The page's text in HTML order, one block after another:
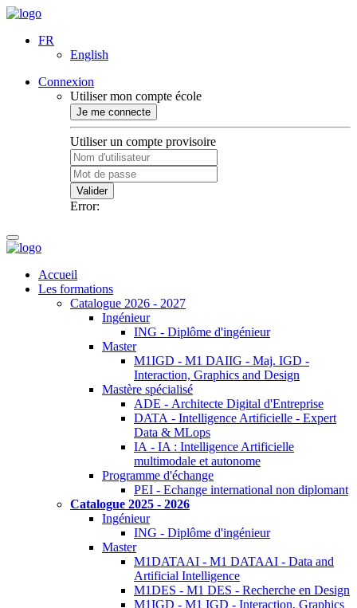
FR
English
Connexion
Utiliser mon compte école
Je me connecte
Utiliser un compte provisoire
Valider
Error:
Accueil
Les formations
Catalogue 2026 - 2027
Ingénieur
ING - Diplôme d'ingénieur
Master
M1IGD - M1 DAIIG - Maj. IGD -
Interaction, Graphics and Design
Mastère spécialisé
ADE - Architecte Digital d'Entreprise
DATA - Intelligence Artificielle - Expert
Data & MLops
IA - IA : Intelligence Artificielle
multimodale et autonome
Programme d'échange
PEI - Echange international non diplomant
Catalogue 2025 - 2026
Ingénieur
ING - Diplôme d'ingénieur
Master
M1DATAAI - M1 DATAAI - Data and
Artificial Intelligence
M1DES - M1 DES - Recherche en Design
M1IGD - M1 IGD - Interaction, Graphics